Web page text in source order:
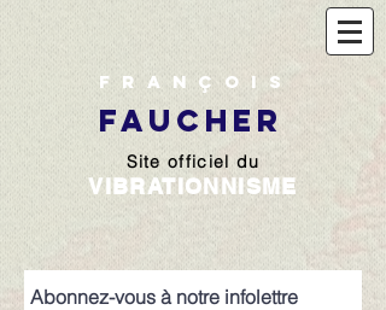
François
FAUCHER
Site officiel du
VIBRATIONNISME
Abonnez-vous à notre infolettre